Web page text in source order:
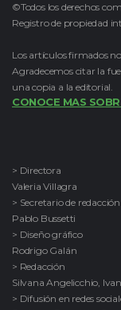
©Todos los derechos
Registro de propiedad
Los artículos firmados
Agradecemos citar la
una copia a la editorial.
CONOCE MAS
> Directora
Valeria Villagra
> Secretario de redacción
Pablo Bussetti
> Diseño gráfico
Rodrigo Galán
> Redacción
Silvana Angelicchio,
> Difusión en redes